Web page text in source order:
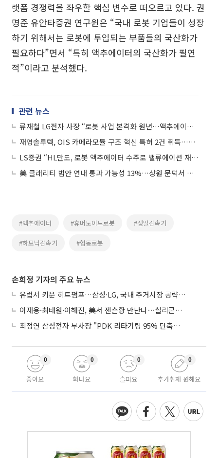
랫폼 경쟁력을 좌우할 핵심 변수로 떠오르고 있다. 권
명준 유안타증권 연구원은 “국내 로봇 기업들이 성장
하기 위해서는 로봇에 투입되는 부품들의 국산화가
필요하다”면서 “특히 액추에이터의 국산화가 필연
적”이라고 분석했다.
관련 뉴스
류재철 LG전자 사장 “로봇 사업 본격화 원년…액추에이터 B2B 공급 추진”
재영솔루텍, OIS 카메라모듈 구조 혁신 특허 2건 취득…“정밀 액추에이터 기술 경쟁력 강화”
LS증권 “HL만도, 로봇 액추에이터 수주로 밸류에이션 재평가 기대”
美 클래리티 법안 연내 통과 가능성 13%…상원 문턱서 제동
#액추에이터 #휴머노이드로봇 #정밀감속기
#하모닉감속기 #협동로봇
손희정 기자의 주요 뉴스
유럽서 키운 히트펌프…삼성·LG, 국내 주거시장 공략 ‘속도’
이재용·최태원·이해진, 美서 젠슨황 만난다⋯실리콘밸리 집결하는 AI리더
최정연 삼성전자 부사장 "PDK 리타기팅 95% 단축…에이전트 AI 시범 활용"
좋아요
0
화나요
0
슬퍼요
0
추가취재 원해요
0